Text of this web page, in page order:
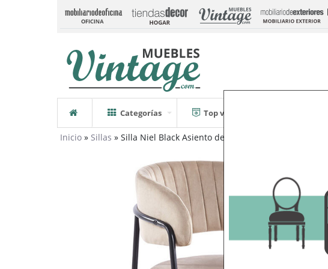
Categorías Top ventas
Inicio » Sillas » Silla Niel Black Asiento de Terciopelo 40 x 47 x 78 cm